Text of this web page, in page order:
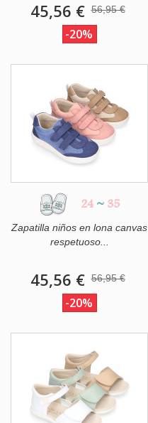
45,56 € 56,95 €
-20%
24 ~ 35
Zapatilla niños en lona canvas
respetuoso...
45,56 € 56,95 €
-20%